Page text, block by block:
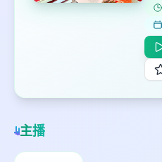
主播